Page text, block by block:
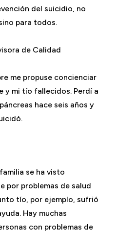
del suicidio, no
para todos.
de Calidad
me propuse concienciar
y mi tío fallecidos. Perdí a
hace seis años y
se ha visto
por problemas de salud
tío, por ejemplo, sufrió
Hay muchas
con problemas de